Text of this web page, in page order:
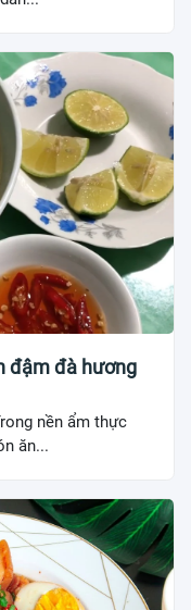
đậm đà hương
nền ẩm thực
ăn...